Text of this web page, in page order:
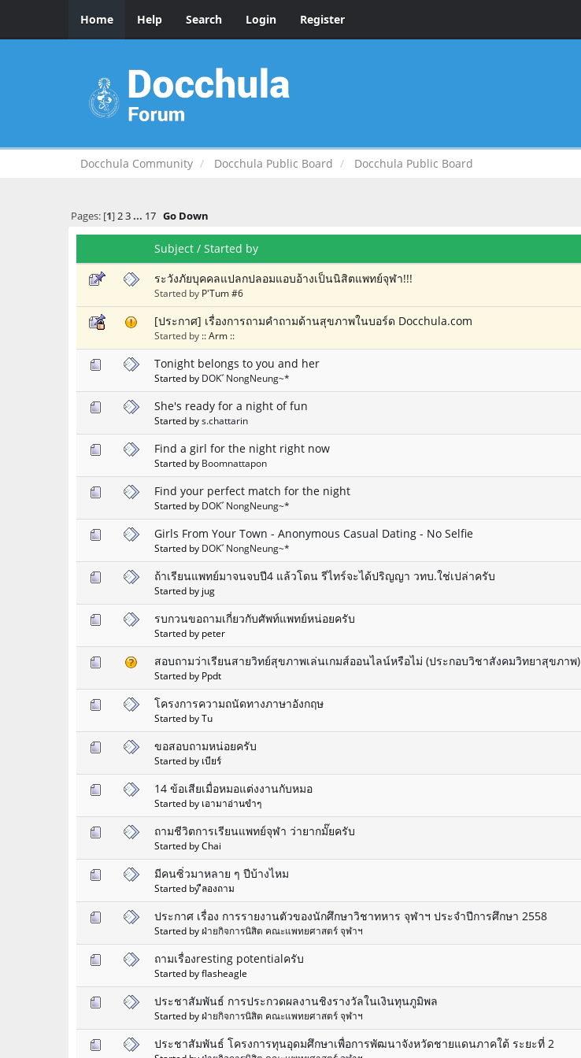
Home Help Search Login Register
Docchula Community Docchula Public Board Docchula Public Board
Pages: [1]2 3 ... 17 Go Down
Subject / Started by
ระวังภัยบุคคลแปลกปลอมแอบอ้างเป็นนิสิตแพทย์จุฬา!!!
Started by P'Tum #6
[ประกาศ] เรื่องการถามคำถามด้านสุขภาพในบอร์ด Docchula.com
Started by :: Arm ::
Tonight belongs to you and her
Started by DOKﾞNongNeung~*
She's ready for a night of fun
Started bys.chattarin
Find a girl for the night right now
Started by Boomnattapon
Find your perfect match for the night
Started by DOKﾞNongNeung~*
Girls From Your Town - Anonymous Casual Dating - No Selfie
Started by DOKﾞNongNeung~*
ถ้าเรียนแพทย์มาจนจบปี4 แล้วโดน รีไทร์จะได้ปริญญา วทบ.ใช่เปล่าครับ
Started by jug
รบกวนขอถามเกี่ยวกับศัพท์แพทย์หน่อยครับ
Started by peter
สอบถามว่าเรียนสายวิทย์สุขภาพเล่นเกมส์ออนไลน์หรือไม่ (ประกอบวิชาสังคมวิทยาสุขภาพ)
Started by Ppdt
โครงการความถนัดทางภาษาอังกฤษ
Started by Tu
ขอสอบถามหน่อยครับ
Started by เบียร์
14 ข้อเสียเมื่อหมอแต่งงานกับหมอ
Started by เอามาอ่านขำๆ
ถามชีวิตการเรียนแพทย์จุฬา ว่ายากมั๊ยครับ
Started by Chai
มีคนซิ่วมาหลาย ๆ ปีบ้างไหม
Started by ืลองถาม
ประกาศ เรื่อง การรายงานตัวของนักศึกษาวิชาทหาร จุฬาฯ ประจำปีการศึกษา 2558
Started byฝ่ายกิจการนิสิต คณะแพทยศาสตร์ จุฬาฯ
ถามเรื่องresting potentialครับ
Started by flasheagle
ประชาสัมพันธ์ การประกวดผลงานชิงรางวัลในเงินทุนภูมิพล
Started byฝ่ายกิจการนิสิต คณะแพทยศาสตร์ จุฬาฯ
ประชาสัมพันธ์ โครงการทุนอุดมศึกษาเพื่อการพัฒนาจังหวัดชายแดนภาคใต้ ระยะที่ 2